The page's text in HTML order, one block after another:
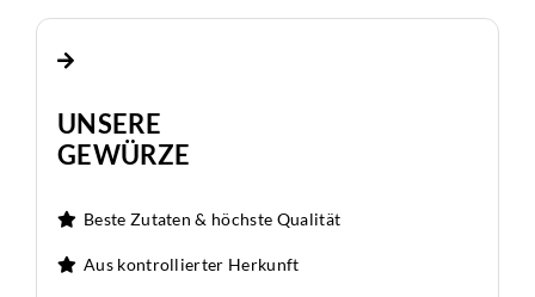
UNSERE
GEWÜRZE
Beste Zutaten & höchste Qualität
Aus kontrollierter Herkunft